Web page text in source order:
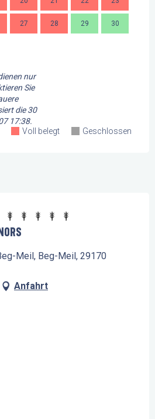
27 28 29 30
nur
Sie
die30
17:38.
Voll belegt Geschlossen
Meil, Beg-Meil, 29170
Anfahrt